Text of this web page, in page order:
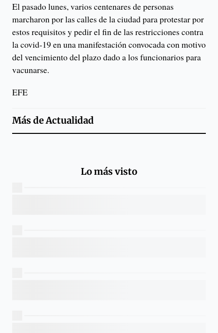
El pasado lunes, varios centenares de personas
marcharon por las calles de la ciudad para protestar por
estos requisitos y pedir el fin de las restricciones contra
la covid-19 en una manifestación convocada con motivo
del vencimiento del plazo dado a los funcionarios para
vacunarse.
EFE
Más deActualidad
Lo más visto